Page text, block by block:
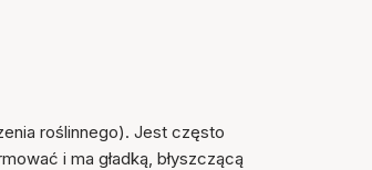
roślinnego). Jest często
i ma gładką, błyszczącą